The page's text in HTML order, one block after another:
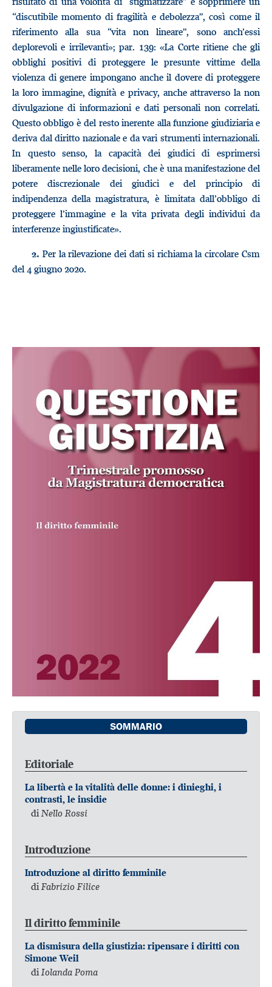
“discutibile momento di fragilità e debolezza”, così come il
riferimento alla sua “vita non lineare”, sono anch’essi
deplorevoli e irrilevanti»; par. 139: «La Corte ritiene che gli
obblighi positivi di proteggere le presunte vittime della
violenza di genere impongano anche il dovere di proteggere
la loro immagine, dignità e privacy, anche attraverso la non
divulgazione di informazioni e dati personali non correlati.
Questo obbligo è del resto inerente alla funzione giudiziaria e
deriva dal diritto nazionale e da vari strumenti internazionali.
In questo senso, la capacità dei giudici di esprimersi
liberamente nelle loro decisioni, che è una manifestazione del
potere discrezionale dei giudici e del principio di
indipendenza della magistratura, è limitata dall’obbligo di
proteggere l’immagine e la vita privata degli individui da
interferenze ingiustificate».
2. Per la rilevazione dei dati si richiama la circolare Csm
del 4 giugno 2020.
SOMMARIO
Editoriale
La libertà e la vitalità delle donne: i dinieghi, i
contrasti, le insidie
di Nello Rossi
Introduzione
Introduzione al diritto femminile
di Fabrizio Filice
Il diritto femminile
La dismisura della giustizia: ripensare i diritti con
Simone Weil
di Iolanda Poma